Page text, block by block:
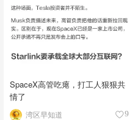
SpaceX高管吃瘪，打工人狠狠共
情了
湾区早知道 9